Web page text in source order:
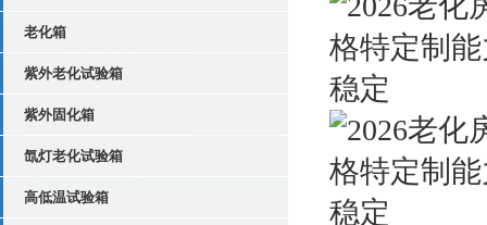
老化箱
紫外老化试验箱
紫外固化箱
氙灯老化试验箱
高低温试验箱